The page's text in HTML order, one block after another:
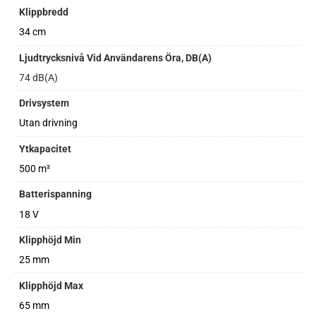
Klippbredd
34 cm
Ljudtrycksnivå Vid Användarens Öra, DB(A)
74 dB(A)
Drivsystem
Utan drivning
Ytkapacitet
500 m²
Batterispanning
18 V
Klipphöjd Min
25 mm
Klipphöjd Max
65 mm